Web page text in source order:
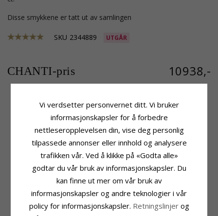
Disse smykkene er tatt ut av samlingen
SKU 2344889 UTGÅR
CHANTI-pris 10938,-
Produktinformasjon
Diamant
Øredobber: Briljantøredobb
Edelmetall:
14 Karat Gull Og Hvitt Gull
Blank
Stein
Antall:
Sliping:Briljantslipt
Stein: Diamant
Diamantfarge:Wesselton
Diamantklarhet:
0,09
Størrelse
12,8 mm
Bredde: 4,3 mm
Leveringstid
Ca. 5-10 Hverdager
Vi verdsetter personvernet ditt. Vi bruker
informasjonskapsler for å forbedre
nettleseropplevelsen din, vise deg personlig
tilpassede annonser eller innhold og analysere
trafikken vår. Ved å klikke på «Godta alle»
godtar du vår bruk av informasjonskapsler. Du
kan finne ut mer om vår bruk av
informasjonskapsler og andre teknologier i vår
policy for informasjonskapsler. Retningslinjer og